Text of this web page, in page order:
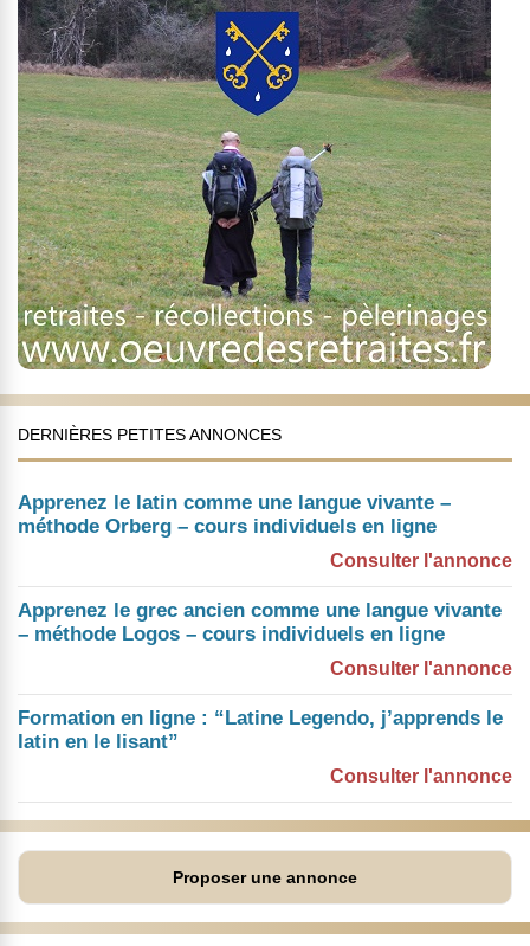
DERNIÈRES PETITES ANNONCES
Apprenez le latin comme une langue vivante –
méthode Orberg – cours individuels en ligne
Consulter l'annonce
Apprenez le grec ancien comme une langue vivante
– méthode Logos – cours individuels en ligne
Consulter l'annonce
Formation en ligne : “Latine Legendo, j’apprends le
latin en le lisant”
Consulter l'annonce
Proposer une annonce